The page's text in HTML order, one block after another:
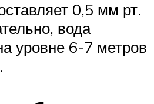
0,5 мм рт.
вода
уровне 6-7 метров